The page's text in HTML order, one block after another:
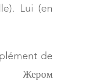
Lui (en
de